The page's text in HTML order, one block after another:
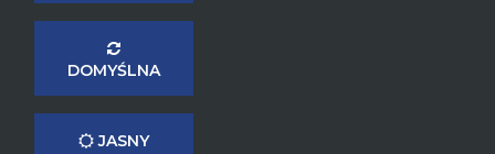
DOMYŚLNA
JASNY